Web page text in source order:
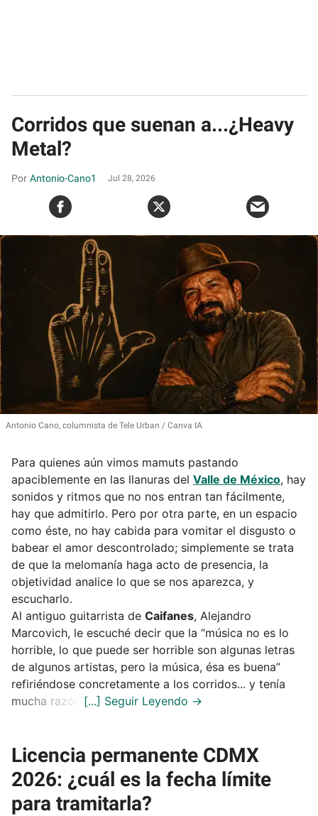
Corridos que suenan a...¿Heavy
Metal?
Antonio-Cano1 Jul 28, 2026
Antonio Cano, columnista de Tele Urban Canva IA
Para quienes aún vimos mamuts pastando
apaciblemente en las llanuras del Valle de México, hay
sonidos y ritmos que no nos entran tan fácilmente,
hay que admitirlo. Pero por otra parte, en un espacio
como éste, no hay cabida para vomitar el disgusto o
babear el amor descontrolado; simplemente se trata
de que la melomanía haga acto de presencia, la
objetividad analice lo que se nos aparezca, y
escucharlo.
Al antiguo guitarrista de Caifanes, Alejandro
Marcovich, le escuché decir que la “música no es lo
horrible, lo que puede ser horrible son algunas letras
de algunos artistas, pero la música, ésa es buena”
refiriéndose concretamente a los corridos... y tenía
mucha razón.
Licencia permanente CDMX
2026: ¿cuál es la fecha límite
para tramitarla?